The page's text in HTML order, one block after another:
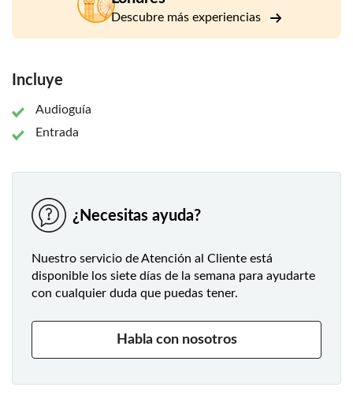
Descubre más experiencias
Incluye
Audioguía
Entrada
¿Necesitas ayuda?
Nuestro servicio de Atención al Cliente está
disponible los siete días de la semana para ayudarte
con cualquier duda que puedas tener.
Habla con nosotros